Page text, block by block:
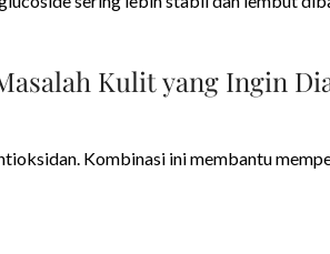
Kulit yang Ingin
Kombinasi ini membantu